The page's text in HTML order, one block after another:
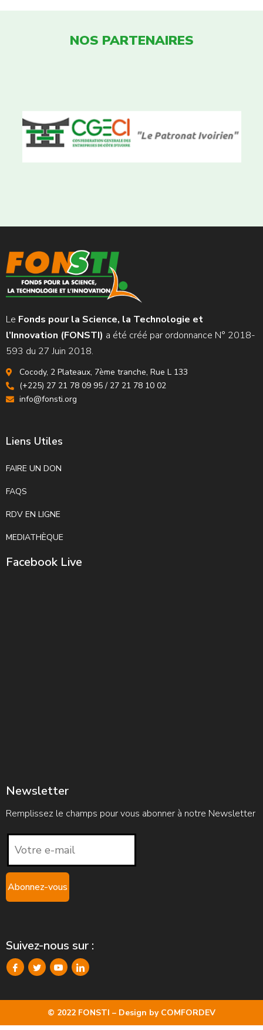
NOS PARTENAIRES
Le Fonds pour la Science, la Technologie et
l’Innovation (FONSTI) a été créé par ordonnance N° 2018-
593 du 27 Juin 2018.
Cocody, 2 Plateaux, 7ème tranche, Rue L 133
(+225) 27 21 78 09 95 / 27 21 78 10 02
info@fonsti.org
Liens Utiles
FAIRE UN DON
FAQS
RDV EN LIGNE
MEDIATHÈQUE
Facebook Live
Newsletter
Remplissez le champs pour vous abonner à notre Newsletter
Suivez-nous sur :
© 2022 FONSTI – Design by COMFORDEV